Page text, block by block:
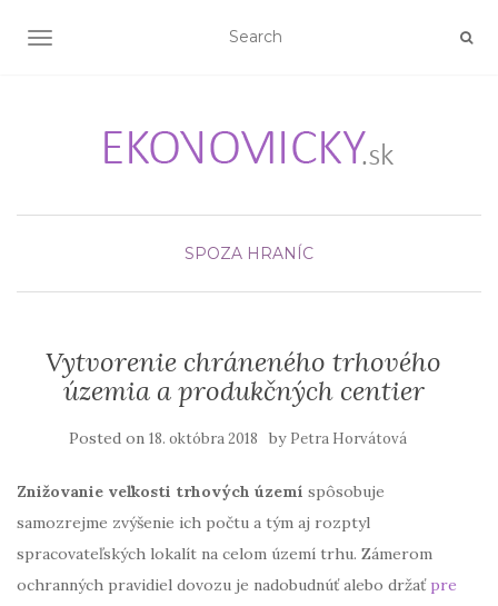
TOGGLE NAVIGATION
SPOZA HRANÍC
Vytvorenie chráneného trhového
územia a produkčných centier
Posted on 18. októbra 2018 by Petra Horvátová
Znižovanie veľkosti trhových území spôsobuje
samozrejme zvýšenie ich počtu a tým aj rozptyl
spracovateľských lokalít na celom území trhu. Zámerom
ochranných pravidiel dovozu je nadobudnúť alebo držať pre